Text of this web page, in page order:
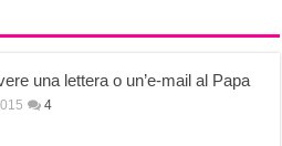
una lettera o un’e-mail al Papa
4